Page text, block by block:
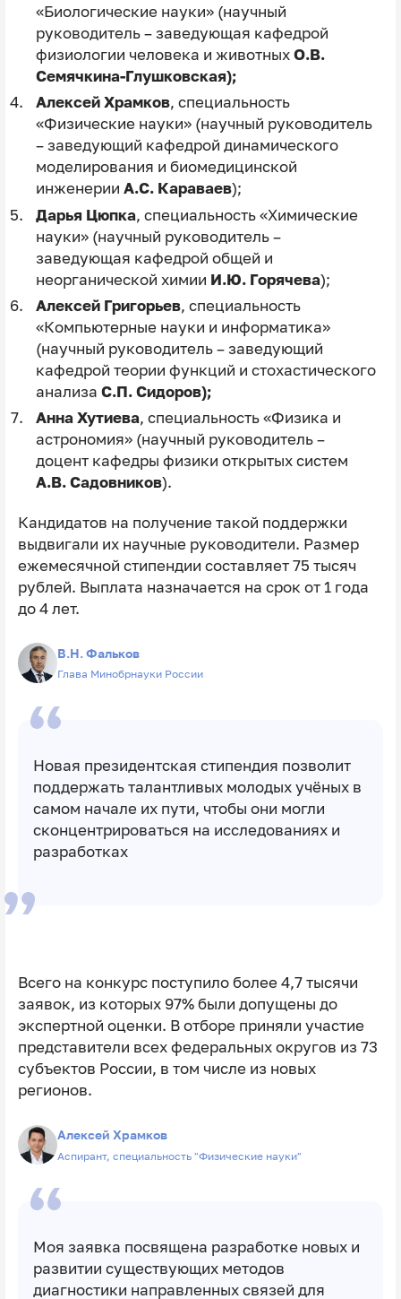
«Биологические науки» (научный
руководитель – заведующая кафедрой
физиологии человека и животных О.В.
Семячкина-Глушковская);
Алексей Храмков, специальность
«Физические науки» (научный руководитель
– заведующий кафедрой динамического
моделирования и биомедицинской
инженерии А.С. Караваев);
Дарья Цюпка, специальность «Химические
науки» (научный руководитель –
заведующая кафедрой общей и
неорганической химии И.Ю. Горячева);
Алексей Григорьев, специальность
«Компьютерные науки и информатика»
(научный руководитель – заведующий
кафедрой теории функций и стохастического
анализа С.П. Сидоров);
Анна Хутиева, специальность «Физика и
астрономия» (научный руководитель –
доцент кафедры физики открытых систем
А.В. Садовников).
Кандидатов на получение такой поддержки
выдвигали их научные руководители. Размер
ежемесячной стипендии составляет 75 тысяч
рублей. Выплата назначается на срок от 1 года
до 4 лет.
В.Н. Фальков
Глава Минобрнауки России
Новая президентская стипендия позволит
поддержать талантливых молодых учёных в
самом начале их пути, чтобы они могли
сконцентрироваться на исследованиях и
разработках
Всего на конкурс поступило более 4,7 тысячи
заявок, из которых 97% были допущены до
экспертной оценки. В отборе приняли участие
представители всех федеральных округов из 73
субъектов России, в том числе из новых
регионов.
Алексей Храмков
Аспирант, специальность "Физические науки"
Моя заявка посвящена разработке новых и
развитии существующих методов
диагностики направленных связей для